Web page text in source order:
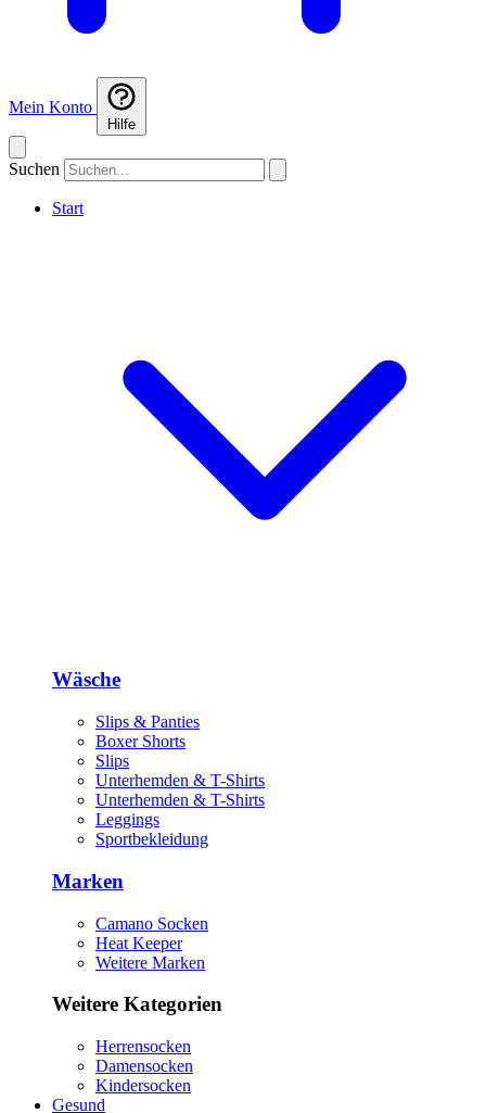
Mein Konto
Hilfe
Suchen
Start
Wäsche
Slips & Panties
Boxer Shorts
Slips
Unterhemden & T-Shirts
Unterhemden & T-Shirts
Leggings
Sportbekleidung
Marken
Camano Socken
Heat Keeper
Weitere Marken
Weitere Kategorien
Herrensocken
Damensocken
Kindersocken
Gesund